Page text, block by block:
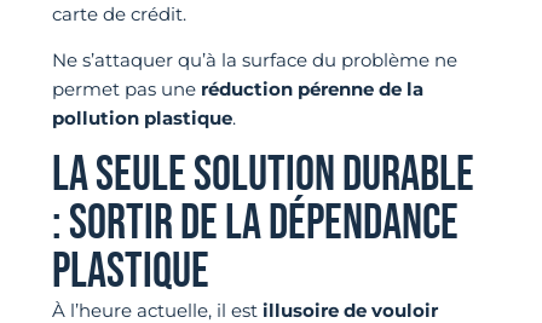
carte de crédit.
Ne s’attaquer qu’à la surface du problème ne
permet pas une réduction pérenne de la
pollution plastique.
LA SEULE SOLUTION DURABLE
: SORTIR DE LA DÉPENDANCE
PLASTIQUE
À l’heure actuelle, il est illusoire de vouloir